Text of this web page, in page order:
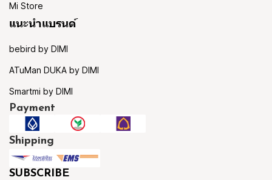
Mi Store
แนะนำแบรนด์
bebird by DIMI
ATuMan DUKA by DIMI
Smartmi by DIMI
Payment
Shipping
SUBSCRIBE